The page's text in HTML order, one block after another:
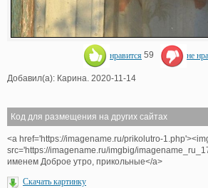
нравится 59 не
Добавил(а): Карина. 2020-11-14
Код для размещения на других сайтах
<a href='https://imagename.ru/prikolutro-
src='https://imagename.ru/imgbig/
именем Доброе утро, прикольные</a>
Скачать картинку